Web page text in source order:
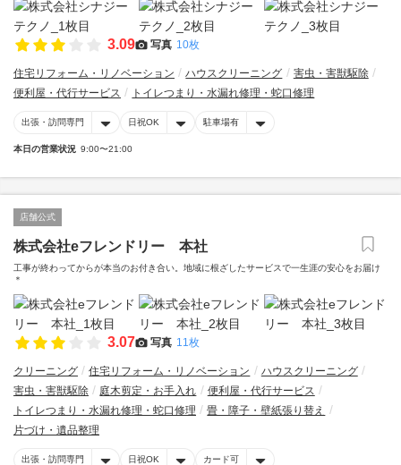
3.09 写真 10枚
住宅リフォーム・リノベーション ハウスクリーニング
害虫・害獣駆除
便利屋・代行サービス
トイレつまり・水漏れ修理・蛇口修理
出張・訪問専門 日祝OK 駐車場有
本日の営業状況 9:00〜21:00
店舗公式
株式会社eフレンドリー 本社
工事が終わってからが本当のお付き合い。地域に根ざしたサービスで一生涯の安心をお届け
＊
3.07 写真 11枚
クリーニング 住宅リフォーム・リノベーション
ハウスクリーニング
害虫・害獣駆除
庭木剪定・お手入れ
便利屋・代行サービス
トイレつまり・水漏れ修理・蛇口修理
畳・障子・壁紙張り替え
片づけ・遺品整理
出張・訪問専門 日祝OK カード可